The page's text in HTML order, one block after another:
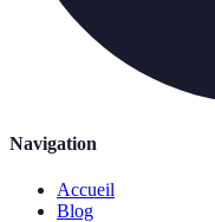
Navigation
Accueil
Blog